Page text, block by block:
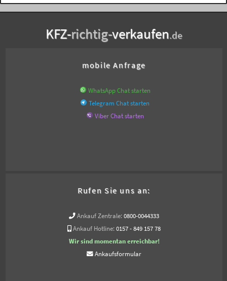
KFZ-richtig-verkaufen.de
mobile Anfrage
WhatsApp Chat starten
Telegram Chat starten
Viber Chat starten
Rufen Sie uns an:
Ankauf Zentrale: 0800-0044333
Ankauf Hotline: 0157 - 849 157 78
Wir sind momentan erreichbar!
Ankaufsformular